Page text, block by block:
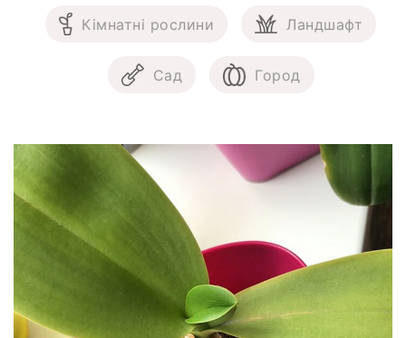
Кімнатні рослини Ландшафт
Сад Город